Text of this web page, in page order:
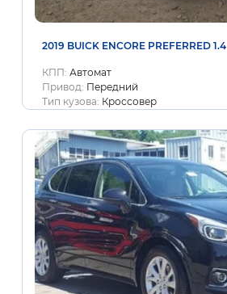
2019 BUICK ENCORE PREFERRED 1.4
КПП: Автомат
Привод: Передний
Тип кузова: Кроссовер